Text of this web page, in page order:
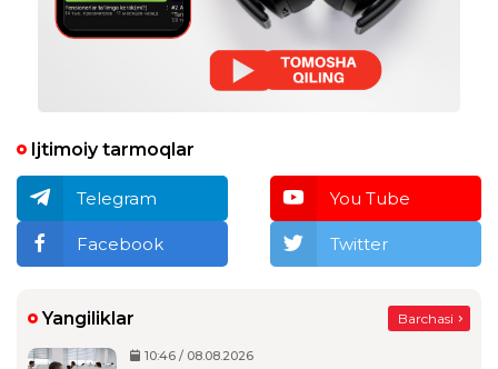
Ijtimoiy tarmoqlar
Telegram You Tube
Facebook Twitter
Yangiliklar Barchasi
10:46 / 08.08.2026